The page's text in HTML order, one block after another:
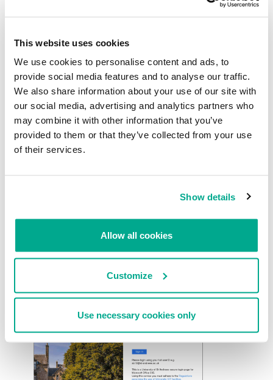
This website uses cookies
We use cookies to personalise content and ads, to
provide social media features and to analyse our traffic.
We also share information about your use of our site with
our social media, advertising and analytics partners who
may combine it with other information that you’ve
provided to them or that they’ve collected from your use
of their services.
Show details
Allow all cookies
Customize
Use necessary cookies only
Las páginas de phishing no solo pueden recopilar los
inicios de sesión y contraseñas, sino también otros
tipos de información que pueden usar para engañar a los
sistemas antifraude
Al estudiar los scripts de una de las páginas de phishing, nos dimos
cuenta de que, además de los inicios de sesión y contraseñas, los